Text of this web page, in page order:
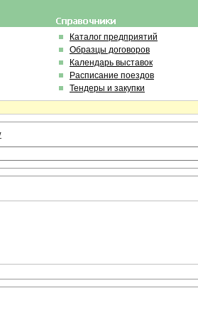
Каталог предприятий
Образцы договоров
Календарь выставок
Расписание поездов
Тендеры и закупки